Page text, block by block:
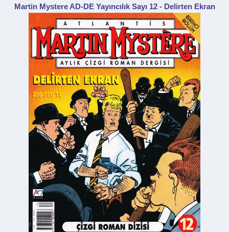
a
i
h
i
Martin Mystere AD-DE Yayıncılık Sayı 12 - Delirten Ekran